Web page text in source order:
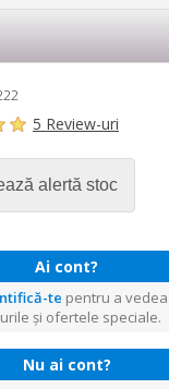
5 Review-uri
alertă stoc
Ai cont?
te pentru a vedea
și ofertele speciale.
Nu ai cont?